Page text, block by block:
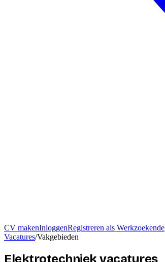
CV makenInloggenRegistreren als Werkzoekende
Vacatures/Vakgebieden
Elektrotechniek vacatures